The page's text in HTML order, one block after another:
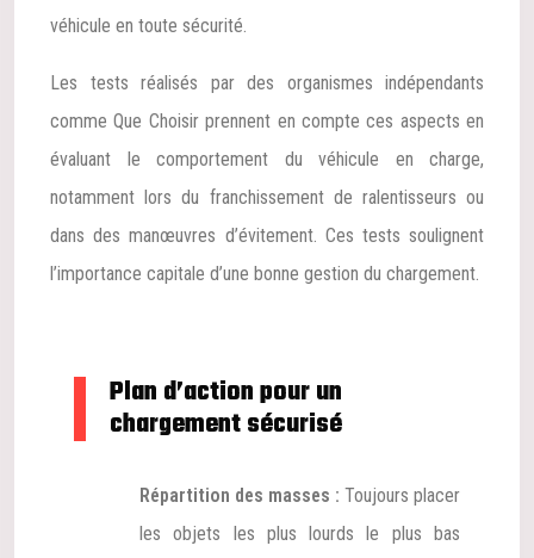
véhicule en toute sécurité.
Les tests réalisés par des organismes indépendants
comme Que Choisir prennent en compte ces aspects en
évaluant le comportement du véhicule en charge,
notamment lors du franchissement de ralentisseurs ou
dans des manœuvres d’évitement. Ces tests soulignent
l’importance capitale d’une bonne gestion du chargement.
Plan d’action pour un
chargement sécurisé
Répartition des masses : Toujours placer
les objets les plus lourds le plus bas